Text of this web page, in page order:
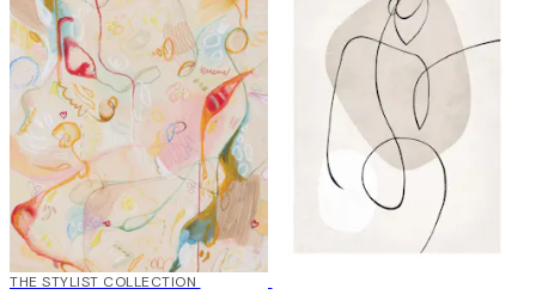
50%*
THE STYLIST COLLECTION